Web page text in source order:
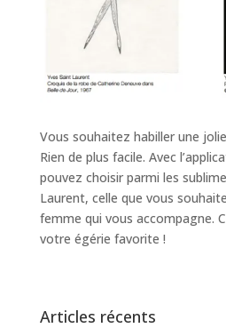
Vous souhaitez habiller une
Rien de plus facile. Avec
pouvez choisir parmi les
Laurent, celle que vous
femme qui vous accompagne.
votre égérie favorite !
Articles récents